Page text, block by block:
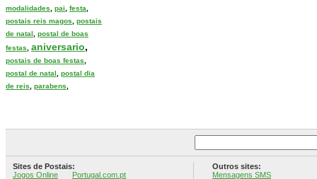
modalidades
pai festa
postais reis magos
postais
de natal
postal de boas
festas
aniversario,
postais de boas festas
postal de natal
postal dia
de reis
parabens
Sites de Postais:
Jogos Online
Portugal.com.pt
Outros sites:
Mensagens SMS